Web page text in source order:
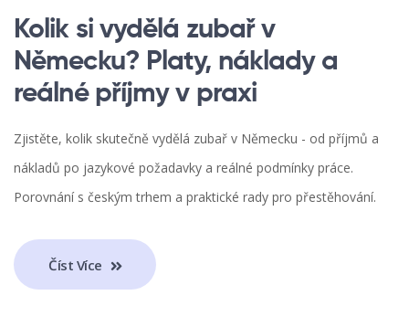
Kolik si vydělá zubař v
Německu? Platy, náklady a
reálné příjmy v praxi
Zjistěte, kolik skutečně vydělá zubař v Německu - od příjmů a
nákladů po jazykové požadavky a reálné podmínky práce.
Porovnání s českým trhem a praktické rady pro přestěhování.
Číst Více